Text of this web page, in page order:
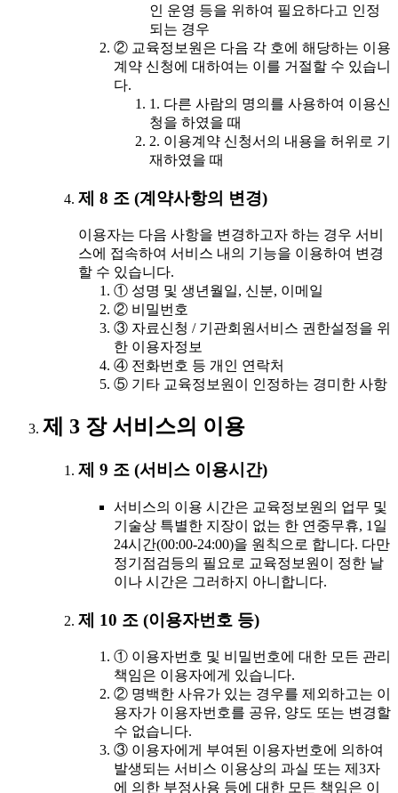
인 운영 등을 위하여 필요하다고 인정
되는 경우
② 교육정보원은 다음 각 호에 해당하는 이용
계약 신청에 대하여는 이를 거절할 수 있습니
다.
1. 다른 사람의 명의를 사용하여 이용신
청을 하였을 때
2. 이용계약 신청서의 내용을 허위로 기
재하였을 때
제 8 조 (계약사항의 변경)
이용자는 다음 사항을 변경하고자 하는 경우 서비
스에 접속하여 서비스 내의 기능을 이용하여 변경
할 수 있습니다.
① 성명 및 생년월일, 신분, 이메일
② 비밀번호
③ 자료신청 / 기관회원서비스 권한설정을 위
한 이용자정보
④ 전화번호 등 개인 연락처
⑤ 기타 교육정보원이 인정하는 경미한 사항
제 3 장 서비스의 이용
제 9 조 (서비스 이용시간)
서비스의 이용 시간은 교육정보원의 업무 및
기술상 특별한 지장이 없는 한 연중무휴, 1일
24시간(00:00-24:00)을 원칙으로 합니다. 다만
정기점검등의 필요로 교육정보원이 정한 날
이나 시간은 그러하지 아니합니다.
제 10 조 (이용자번호 등)
① 이용자번호 및 비밀번호에 대한 모든 관리
책임은 이용자에게 있습니다.
② 명백한 사유가 있는 경우를 제외하고는 이
용자가 이용자번호를 공유, 양도 또는 변경할
수 없습니다.
③ 이용자에게 부여된 이용자번호에 의하여
발생되는 서비스 이용상의 과실 또는 제3자
에 의한 부정사용 등에 대한 모든 책임은 이